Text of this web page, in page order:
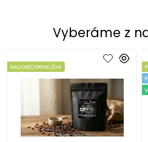
Vyberáme z
NAJOBĽÚBENEJŠIA